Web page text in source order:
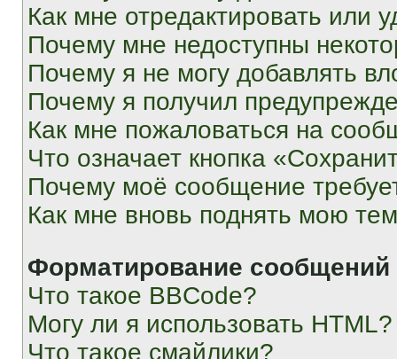
Как мне отредактировать или
Почему мне недоступны
Почему я не могу добавлять
Почему я получил
Как мне пожаловаться на
Что означает кнопка
Почему моё сообщение
Как мне вновь поднять мою
Форматирование
Что такое BBCode?
Могу ли я использовать HTML?
Что такое смайлики?